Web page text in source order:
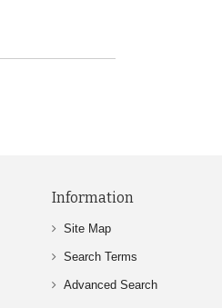
Information
Site Map
Search Terms
Advanced Search